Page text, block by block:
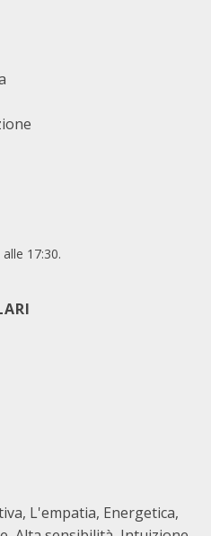
17:30.
L'empatia Energetica